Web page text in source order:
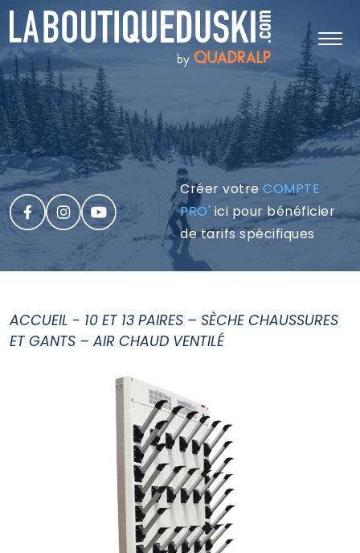
Créer votre COMPTE
PRO' ici pour bénéficier
de tarifs spécifiques
ACCUEIL - 10 ET 13 PAIRES – SÈCHE CHAUSSURES
ET GANTS – AIR CHAUD VENTILÉ